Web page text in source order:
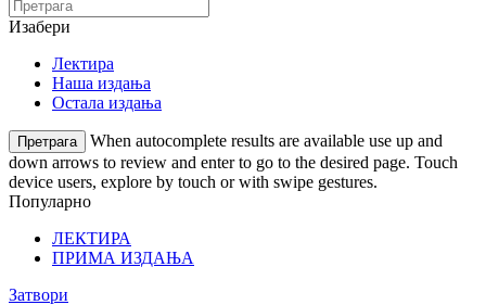
Изабери
Лектира
Наша издања
Остала издања
Претрага
When autocomplete results are available use up and
down arrows to review and enter to go to the desired page. Touch
device users, explore by touch or with swipe gestures.
Популарно
ЛЕКТИРА
ПРИМА ИЗДАЊА
Затвори